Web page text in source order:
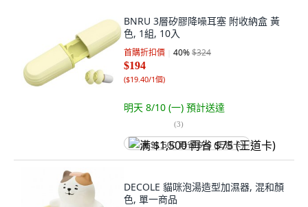
BNRU 3層矽膠降噪耳塞 附收納盒 黃
色, 1組, 10入
首購折扣價 40%$324
$194
($19.40/1個)
明天 8/10 (一) 預計送達
(3)
满 $1,500 再省 $75 (王道卡)
DECOLE 貓咪泡湯造型加濕器, 混和顏
色, 單一商品